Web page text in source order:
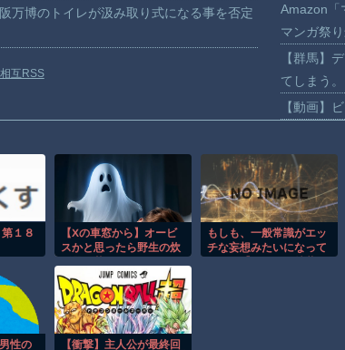
万博のトイレが汲み取り式になる事を否定
互RSS
Amazon「
マンガ祭
【群馬】
てしまう。
【動画】
∇`）
【動画】
お前らが
は？
Amazonの
１８ 【Xの車窓から】オービ
スかと思ったら野生の炊
もしも、一般常識がエッ
チな妄想みたいになって
性の 【衝撃】主人公が最終回